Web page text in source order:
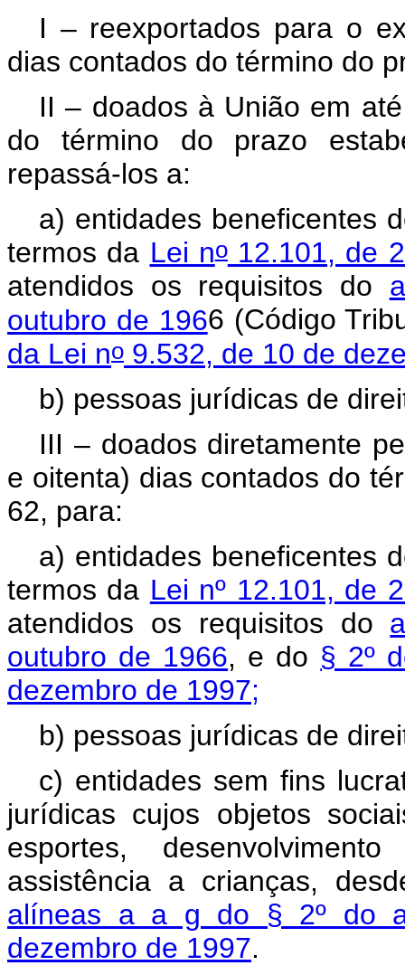
I – reexportados para o
dias contados do término do
II – doados à União em
do término do prazo
repassá-los a:
a) entidades beneficentes
termos da Lei no12.101, de
atendidos os requisitos do
outubro de 1966 (Código
da Lei no 9.532, de 10 de
b) pessoas jurídicas de
III – doados diretamente
e oitenta) dias contados do
62, para:
a) entidades beneficentes
termos da Lei nº 12.101, de
atendidos os requisitos do
outubro de 1966, e do § 2º
dezembro de 1997;
b) pessoas jurídicas de
c) entidades sem fins
jurídicas cujos objetos
esportes,
assistência a crianças,
alíneas a a g do § 2º do
dezembro de 1997.